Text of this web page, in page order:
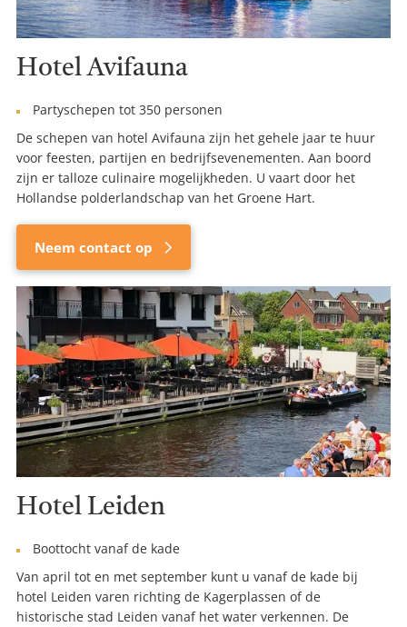
Hotel Avifauna
Partyschepen tot 350 personen
De schepen van hotel Avifauna zijn het gehele jaar te huur
voor feesten, partijen en bedrijfsevenementen. Aan boord
zijn er talloze culinaire mogelijkheden. U vaart door het
Hollandse polderlandschap van het Groene Hart.
Neem contact op
Hotel Leiden
Boottocht vanaf de kade
Van april tot en met september kunt u vanaf de kade bij
hotel Leiden varen richting de Kagerplassen of de
historische stad Leiden vanaf het water verkennen. De